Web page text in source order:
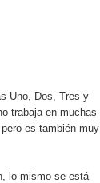
Uno, Dos, Tres y
trabaja en muchas
es también muy
lo mismo se está